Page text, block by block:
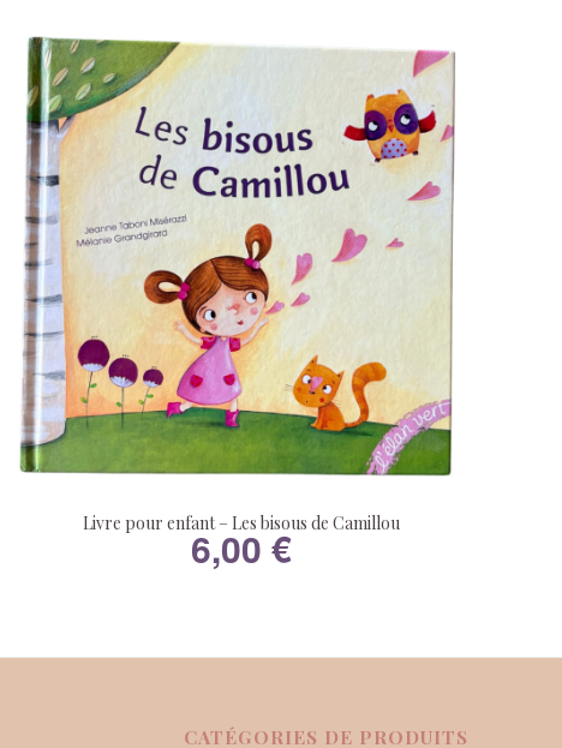
Livre pour enfant – Les bisous de Camillou
6,00€
CATÉGORIES DE PRODUITS